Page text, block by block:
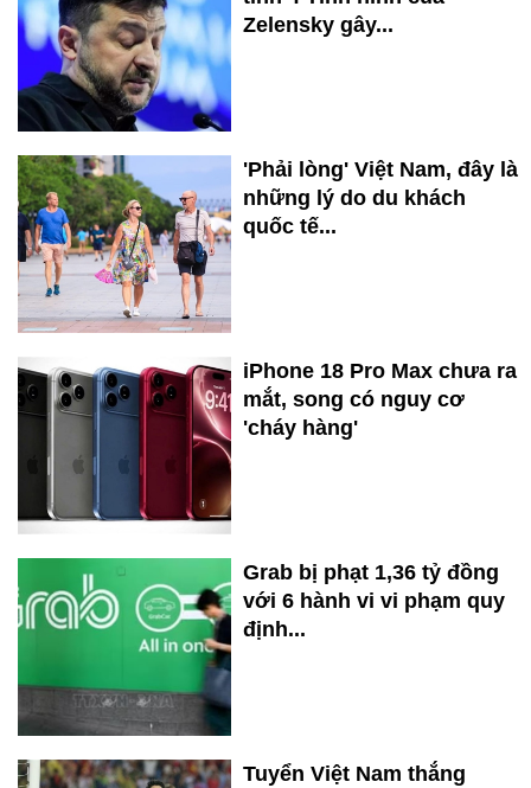
Zelensky gây...
'Phải lòng' Việt Nam, đây là
những lý do du khách
quốc tế...
iPhone 18 Pro Max chưa ra
mắt, song có nguy cơ
'cháy hàng'
Grab bị phạt 1,36 tỷ đồng
với 6 hành vi vi phạm quy
định...
Tuyển Việt Nam thắng